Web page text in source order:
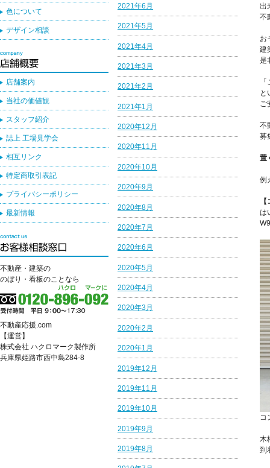
出
不
お
建
是
と
ご
不
募
置
例
は
コ
木
到
2021年6月
2021年5月
2021年4月
2021年3月
2021年2月
2021年1月
2020年12月
2020年11月
2020年10月
2020年9月
2020年8月
2020年7月
2020年6月
2020年5月
2020年4月
2020年3月
2020年2月
2020年1月
2019年12月
2019年11月
2019年10月
2019年9月
2019年8月
色について
デザイン相談
店舗案内
当社の価値観
スタッフ紹介
誌上 工場見学会
相互リンク
特定商取引表記
プライバシーポリシー
最新情報
不動産・建築の
のぼり・看板のことなら
不動産応援.com
【運営】
株式会社 ハクロマーク製作所
兵庫県姫路市西中島284-8